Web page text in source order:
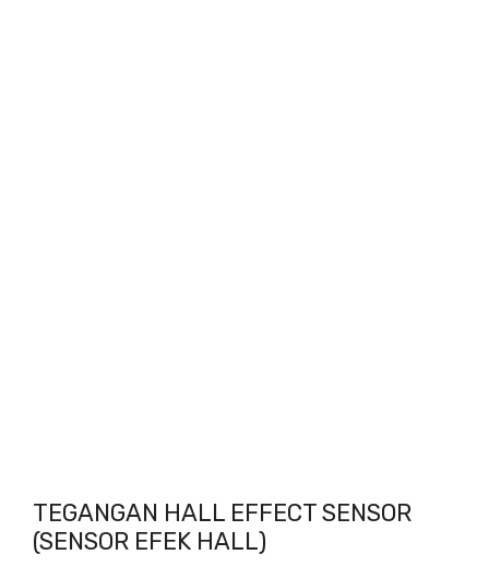
TEGANGAN HALL EFFECT SENSOR
(SENSOR EFEK HALL)